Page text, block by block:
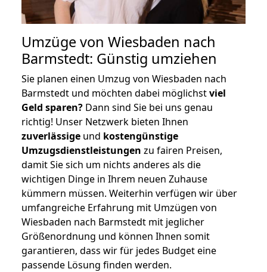
Umzüge von Wiesbaden nach
Barmstedt: Günstig umziehen
Sie planen einen Umzug von Wiesbaden nach
Barmstedt und möchten dabei möglichstviel
Geld sparen? Dann sind Sie bei uns genau
richtig! Unser Netzwerk bieten Ihnen
zuverlässige und kostengünstige
Umzugsdienstleistungen zu fairen Preisen,
damit Sie sich um nichts anderes als die
wichtigen Dinge in Ihrem neuen Zuhause
kümmern müssen. Weiterhin verfügen wir über
umfangreiche Erfahrung mit Umzügen von
Wiesbaden nach Barmstedt mit jeglicher
Größenordnung und können Ihnen somit
garantieren, dass wir für jedes Budget eine
passende Lösung finden werden.